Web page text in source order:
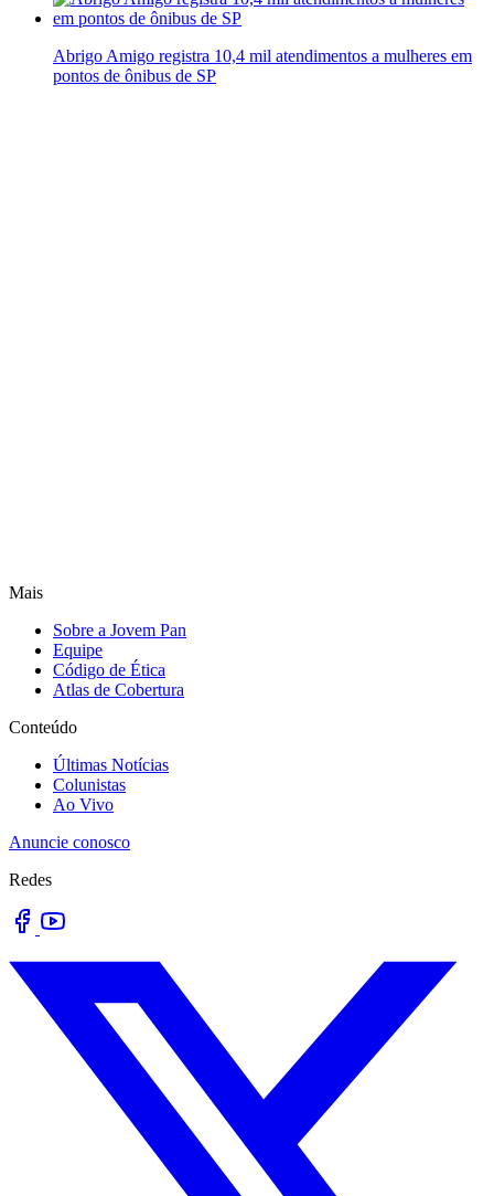
Abrigo Amigo registra 10,4 mil atendimentos a mulheres em
pontos de ônibus de SP
Mais
Sobre a Jovem Pan
Equipe
Código de Ética
Atlas de Cobertura
Conteúdo
Últimas Notícias
Colunistas
Ao Vivo
Anuncie conosco
Redes